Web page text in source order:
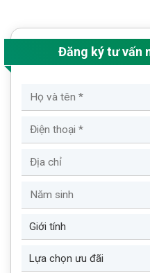
Đăng ký tư vấn